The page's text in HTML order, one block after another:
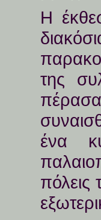
Η
της
ένα
πόλεις